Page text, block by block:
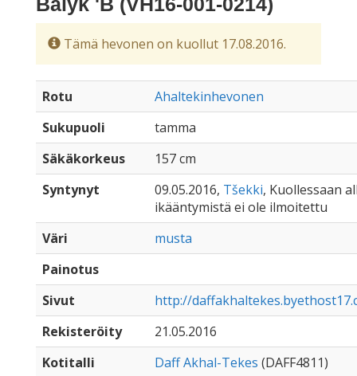
Tämä hevonen on kuollut 17.08.2016.
Rotu
Ahaltekinhevonen
Sukupuoli
tamma
Säkäkorkeus
157 cm
Syntynyt
09.05.2016, Tšekki, Kuollessaan
ikääntymistä ei ole ilmoitettu
Väri
musta
Painotus
Sivut
http://
Rekisteröity
21.05.2016
Kotitalli
Daff Akhal-Tekes (DAFF4811)